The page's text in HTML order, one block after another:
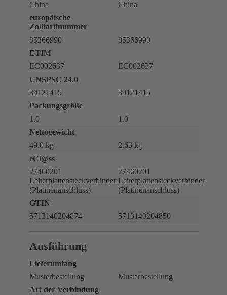
China
China
europäische
Zolltarifnummer
85366990
85366990
ETIM
EC002637
EC002637
UNSPSC 24.0
39121415
39121415
Packungsgröße
1.0
1.0
Nettogewicht
49.0 kg
2.63 kg
eCl@ss
27460201
Leiterplattensteckverbinder
(Platinenanschluss)
27460201
Leiterplattensteckverbinder
(Platinenanschluss)
GTIN
5713140204874
5713140204850
Ausführung
Lieferumfang
Musterbestellung
Musterbestellung
Art der Verbindung